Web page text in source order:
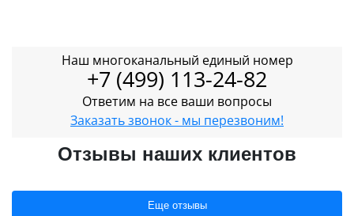
Наш многоканальный единый номер
+7 (499) 113-24-82
Ответим на все ваши вопросы
Заказать звонок - мы перезвоним!
Отзывы наших клиентов
Еще отзывы